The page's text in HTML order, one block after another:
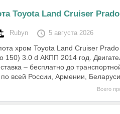
Toyota Land Cruiser Prado
Rubyn 5 августа 2026
хром Toyota Land Cruiser
150) 3.0 d АКПП 2014 год.
– бесплатно до
всей России, Армении,
Всего